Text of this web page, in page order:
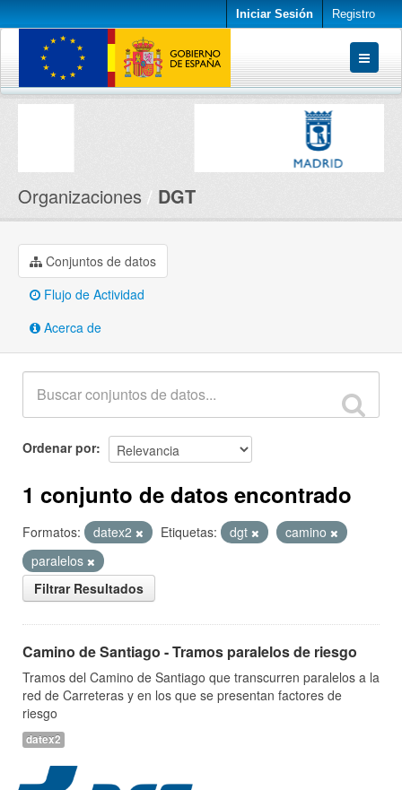
Iniciar Sesión Registro
Conjuntos de datos
Organizaciones DGT
Conjuntos de datos
Flujo de Actividad
Acerca de
Ordenar por
1 conjunto de datos encontrado
Formatos: datex2 Etiquetas: dgt
camino
paralelos
Filtrar Resultados
Camino de Santiago - Tramos paralelos de riesgo
Tramos del Camino de Santiago que transcurren paralelos a la
red de Carreteras y en los que se presentan factores de
riesgo
datex2